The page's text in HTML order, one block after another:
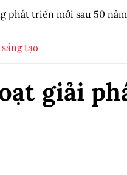
phát triển mới sau 50 năm
tạo
giải